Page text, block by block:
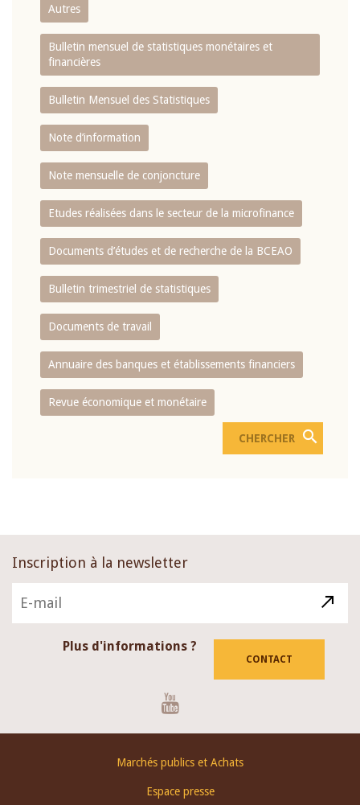
Autres
Bulletin mensuel de statistiques monétaires et
financières
Bulletin Mensuel des Statistiques
Note d’information
Note mensuelle de conjoncture
Etudes réalisées dans le secteur de la microfinance
Documents d’études et de recherche de la BCEAO
Bulletin trimestriel de statistiques
Documents de travail
Annuaire des banques et établissements financiers
Revue économique et monétaire
Inscription à la newsletter
Plus d'informations ?
CONTACT
Marchés publics et Achats
Espace presse